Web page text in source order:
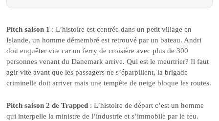
Pitch saison 1 : L’histoire est centrée dans un petit village en
Islande, un homme démembré est retrouvé par un bateau. Andri
doit enquêter vite car un ferry de croisière avec plus de 300
personnes venant du Danemark arrive. Qui est le meurtrier? Il faut
agir vite avant que les passagers ne s’éparpillent, la brigade
criminelle doit arriver mais une tempête de neige bloque les routes.
Pitch saison 2 de Trapped : L’histoire de départ c’est un homme
qui interpelle la ministre de l’industrie et s’immobile par le feu.